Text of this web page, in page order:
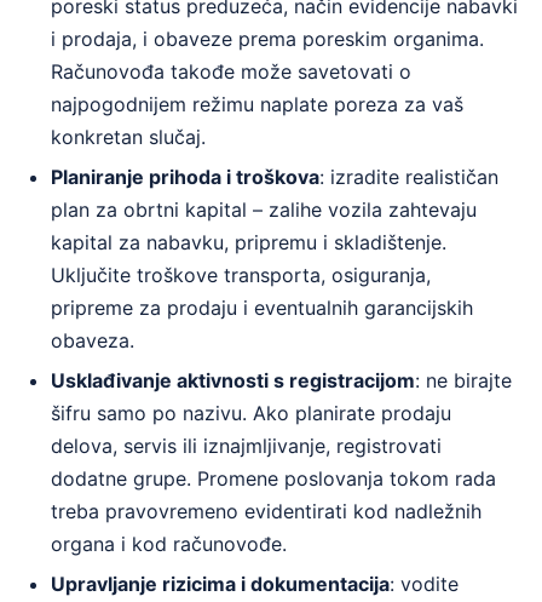
poreski status preduzeća, način evidencije nabavki
i prodaja, i obaveze prema poreskim organima.
Računovođa takođe može savetovati o
najpogodnijem režimu naplate poreza za vaš
konkretan slučaj.
Planiranje prihoda i troškova: izradite realističan
plan za obrtni kapital – zalihe vozila zahtevaju
kapital za nabavku, pripremu i skladištenje.
Uključite troškove transporta, osiguranja,
pripreme za prodaju i eventualnih garancijskih
obaveza.
Usklađivanje aktivnosti s registracijom: ne birajte
šifru samo po nazivu. Ako planirate prodaju
delova, servis ili iznajmljivanje, registrovati
dodatne grupe. Promene poslovanja tokom rada
treba pravovremeno evidentirati kod nadležnih
organa i kod računovođe.
Upravljanje rizicima i dokumentacija: vodite